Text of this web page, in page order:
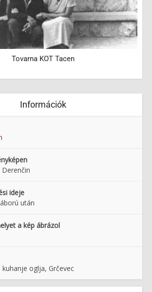
Tovarna KOT Tacen
Információk
ideje
után
a kép ábrázol
oglja, Grčevec